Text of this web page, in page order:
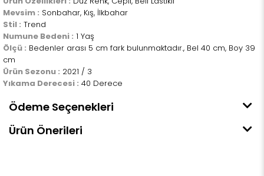
Mevsim : Sonbahar, Kış, İlkbahar
Stil : Trend
Numune Bedeni : 1 Yaş
Ölçü : Bedenler arası 5 cm fark bulunmaktadır., Bel 40 cm, Boy 39
cm
Ürün Sezonu : 2021 / 3
Yıkama Derecesi : 40 Derece
Ödeme Seçenekleri
Ürün Önerileri